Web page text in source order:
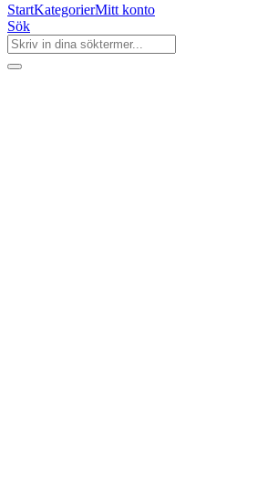
StartKategorierMitt konto
Sök